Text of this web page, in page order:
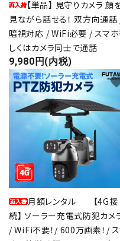
よくあるご質問
ご相談・お問い合わせ
決済・送料について
プライバシーポリシー
特定商取引法について
call 0800-600-
schedule 9:00～17:00（休
【単品】 見守りカメラ 顔
見ながら話せる！ 双方向通
暗視対応 / WiFi必要 / スマホ
しくはカメラ同士で通話
9,980円(内税)
月額レンタル 【4G接
続】 ソーラー充電式防犯カメ
/ WiFi不要！/ 600万画素！/